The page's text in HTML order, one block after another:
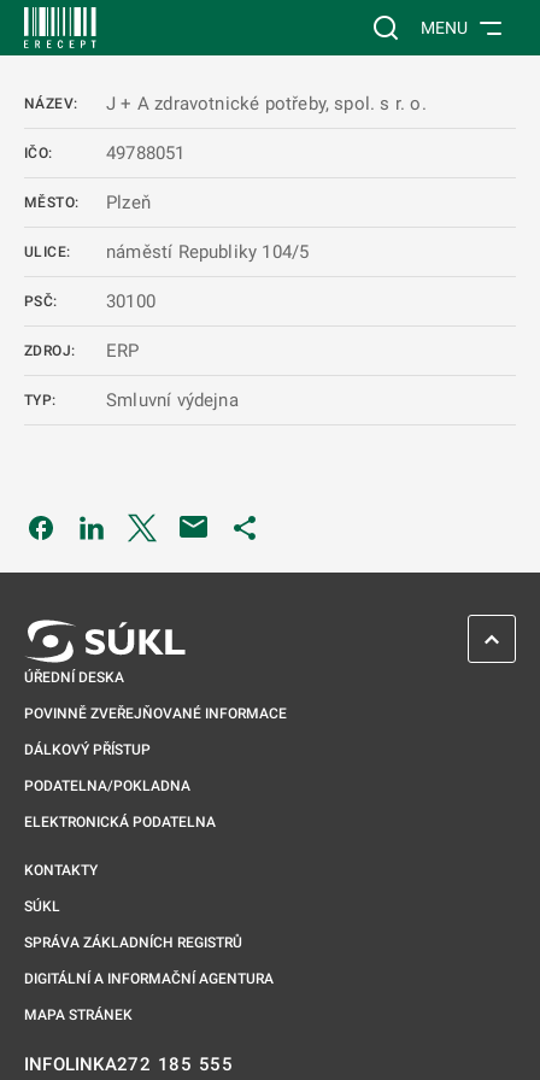
Vyhledávání na
MENU
NÁZEV: J + A zdravotnické potřeby, spol. s r. o.
IČO: 49788051
MĚSTO: Plzeň
ULICE: náměstí Republiky 104/5
PSČ: 30100
ZDROJ: ERP
TYP: Smluvní výdejna
Odkaz se otevře na nové kartě
Odkaz se otevře na nové kartě
Odkaz se otevře na nové kartě
ÚŘEDNÍ DESKA
POVINNĚ ZVEŘEJŇOVANÉ INFORMACE
DÁLKOVÝ PŘÍSTUP
PODATELNA/POKLADNA
ELEKTRONICKÁ PODATELNA
KONTAKTY
SÚKL
SPRÁVA ZÁKLADNÍCH REGISTRŮ
DIGITÁLNÍ A INFORMAČNÍ AGENTURA
MAPA STRÁNEK
INFOLINKA272 185 555
ZPĚT